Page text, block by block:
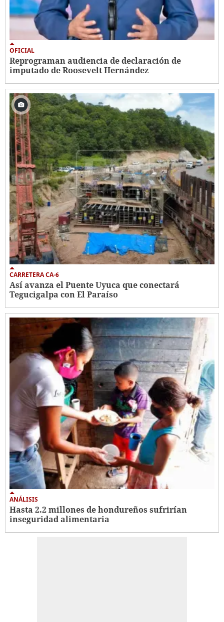
OFICIAL
Reprograman audiencia de declaración de
imputado de Roosevelt Hernández
CARRETERA CA-6
Así avanza el Puente Uyuca que conectará
Tegucigalpa con El Paraíso
ANÁLISIS
Hasta 2.2 millones de hondureños sufrirían
inseguridad alimentaria